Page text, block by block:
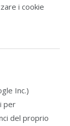
i cookie
Inc.)
per
del proprio